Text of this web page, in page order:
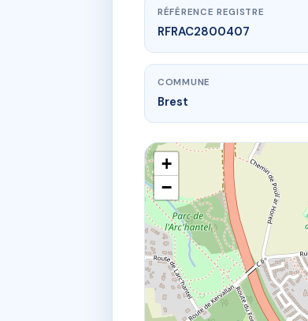
RÉFÉRENCE REGISTRE
RFRAC2800407
COMMUNE
Brest
+
−